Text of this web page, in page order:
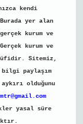
kendi
yer alan
kurum ve
kurum ve
Sitemiz,
bilgi paylaşım
olduğunu
yasal süre